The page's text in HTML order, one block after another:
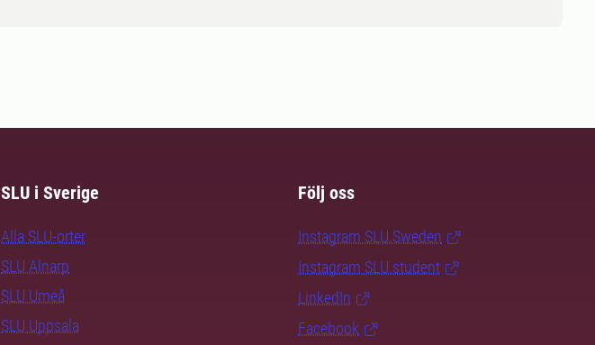
SLU i Sverige
Alla SLU-orter
SLU Alnarp
SLU Umeå
SLU Uppsala
Följ oss
Instagram SLU.Sweden
Instagram SLU.student
LinkedIn
Facebook